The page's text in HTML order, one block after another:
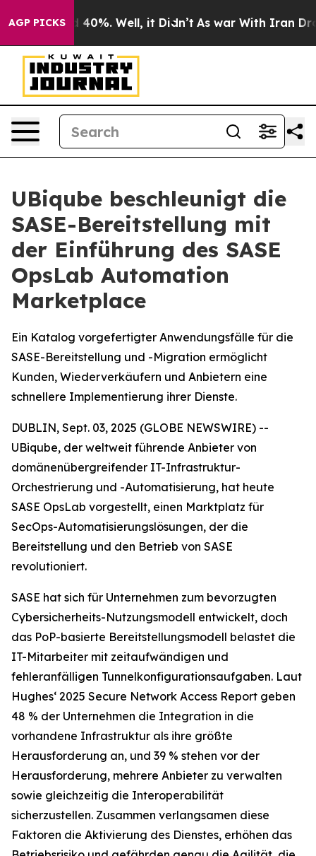
AGP PICKS
Around 40%. Well, it Didn’t As war With Iran Drove
UBiqube beschleunigt die
SASE-Bereitstellung mit
der Einführung des SASE
OpsLab Automation
Marketplace
Ein Katalog vorgefertigter Anwendungsfälle für die
SASE-Bereitstellung und -Migration ermöglicht
Kunden, Wiederverkäufern und Anbietern eine
schnellere Implementierung ihrer Dienste.
DUBLIN, Sept. 03, 2025 (GLOBE NEWSWIRE) --
UBiqube, der weltweit führende Anbieter von
domänenübergreifender IT-Infrastruktur-
Orchestrierung und -Automatisierung, hat heute
SASE OpsLab vorgestellt, einen Marktplatz für
SecOps-Automatisierungslösungen, der die
Bereitstellung und den Betrieb von SASE
revolutioniert.
SASE hat sich für Unternehmen zum bevorzugten
Cybersicherheits-Nutzungsmodell entwickelt, doch
das PoP-basierte Bereitstellungsmodell belastet die
IT-Mitarbeiter mit zeitaufwändigen und
fehleranfälligen Tunnelkonfigurationsaufgaben. Laut
Hughes‘ 2025 Secure Network Access Report geben
48 % der Unternehmen die Integration in die
vorhandene Infrastruktur als ihre größte
Herausforderung an, und 39 % stehen vor der
Herausforderung, mehrere Anbieter zu verwalten
sowie gleichzeitig die Interoperabilität
sicherzustellen. Zusammen verlangsamen diese
Faktoren die Aktivierung des Dienstes, erhöhen das